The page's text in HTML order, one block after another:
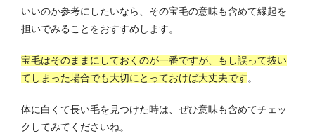
いいのか参考にしたいなら、その宝毛の意味も含めて縁起を
担いでみることをおすすめします。
宝毛はそのままにしておくのが一番ですが、もし誤って抜い
てしまった場合でも大切にとっておけば大丈夫です。
体に白くて長い毛を見つけた時は、ぜひ意味も含めてチェッ
クしてみてくださいね。